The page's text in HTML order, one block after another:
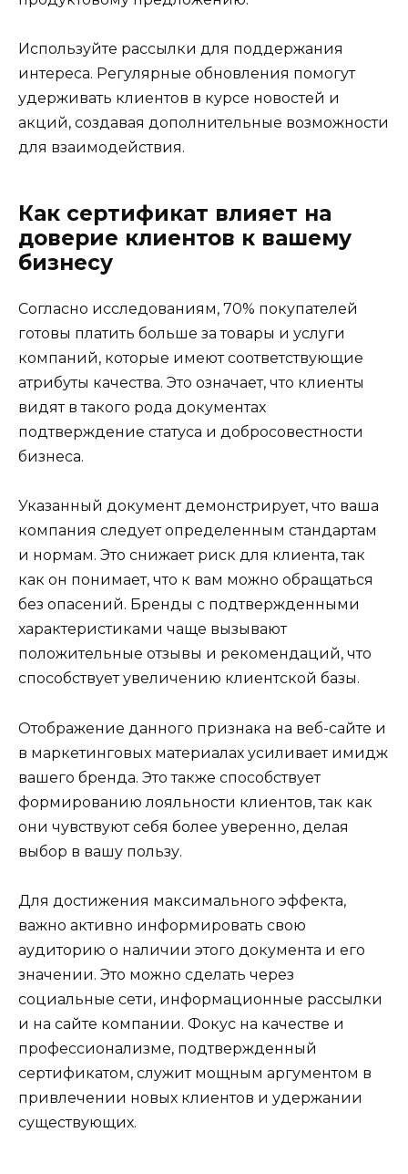
Используйте рассылки для поддержания
интереса. Регулярные обновления помогут
удерживать клиентов в курсе новостей и
акций, создавая дополнительные возможности
для взаимодействия.
Как сертификат влияет на
доверие клиентов к вашему
бизнесу
Согласно исследованиям, 70% покупателей
готовы платить больше за товары и услуги
компаний, которые имеют соответствующие
атрибуты качества. Это означает, что клиенты
видят в такого рода документах
подтверждение статуса и добросовестности
бизнеса.
Указанный документ демонстрирует, что ваша
компания следует определенным стандартам
и нормам. Это снижает риск для клиента, так
как он понимает, что к вам можно обращаться
без опасений. Бренды с подтвержденными
характеристиками чаще вызывают
положительные отзывы и рекомендаций, что
способствует увеличению клиентской базы.
Отображение данного признака на веб-сайте и
в маркетинговых материалах усиливает имидж
вашего бренда. Это также способствует
формированию лояльности клиентов, так как
они чувствуют себя более уверенно, делая
выбор в вашу пользу.
Для достижения максимального эффекта,
важно активно информировать свою
аудиторию о наличии этого документа и его
значении. Это можно сделать через
социальные сети, информационные рассылки
и на сайте компании. Фокус на качестве и
профессионализме, подтвержденный
сертификатом, служит мощным аргументом в
привлечении новых клиентов и удержании
существующих.